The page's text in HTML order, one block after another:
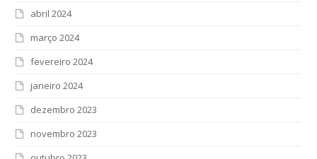
abril 2024
março 2024
fevereiro 2024
janeiro 2024
dezembro 2023
novembro 2023